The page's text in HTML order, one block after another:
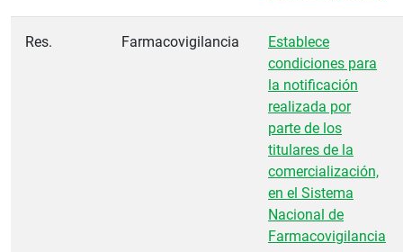
Res. Farmacovigilancia
Establece
condiciones para
la notificación
realizada por
parte de los
titulares de la
comercialización,
en el Sistema
Nacional de
Farmacovigilancia